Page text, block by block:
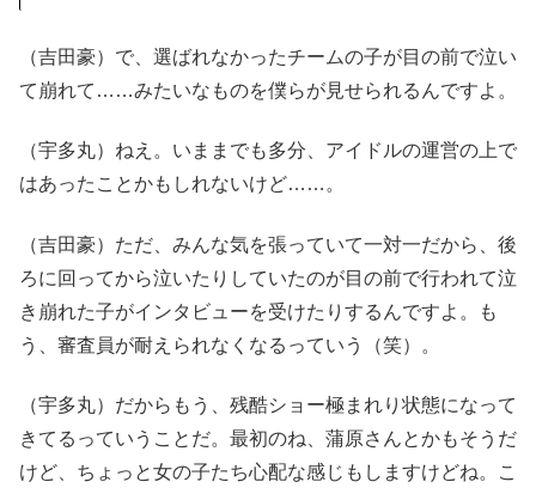
（吉田豪）で、選ばれなかったチームの子が目の前で泣い
て崩れて……みたいなものを僕らが見せられるんですよ。
（宇多丸）ねえ。いままでも多分、アイドルの運営の上で
はあったことかもしれないけど……。
（吉田豪）ただ、みんな気を張っていて一対一だから、後
ろに回ってから泣いたりしていたのが目の前で行われて泣
き崩れた子がインタビューを受けたりするんですよ。も
う、審査員が耐えられなくなるっていう（笑）。
（宇多丸）だからもう、残酷ショー極まれり状態になって
きてるっていうことだ。最初のね、蒲原さんとかもそうだ
けど、ちょっと女の子たち心配な感じもしますけどね。こ